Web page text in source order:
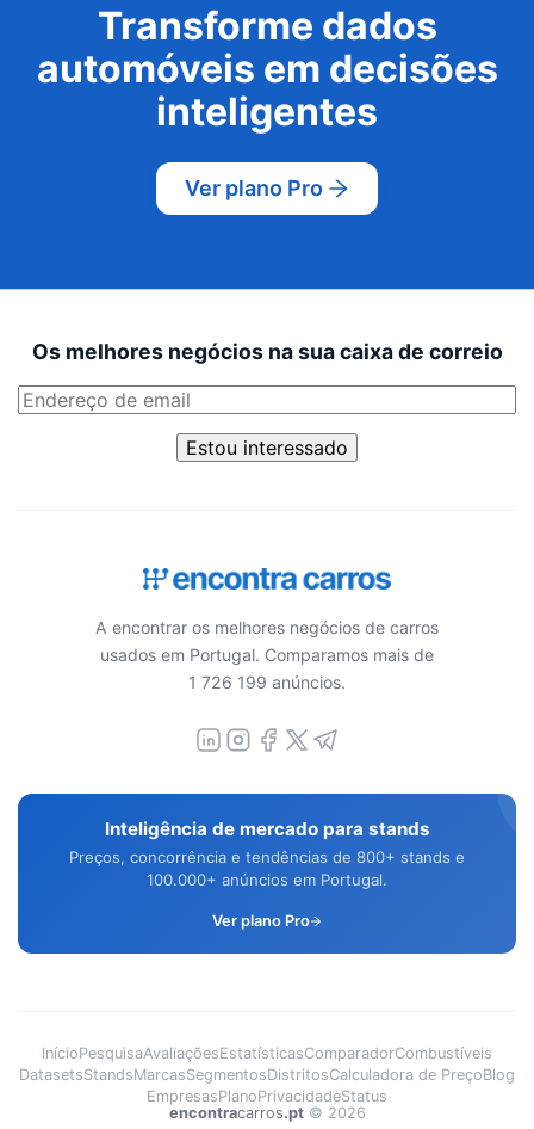
Transforme dados
automóveis em decisões
inteligentes
Ver plano Pro
Os melhores negócios na sua caixa de correio
Estou interessado
A encontrar os melhores negócios de carros
usados em Portugal. Comparamos mais de
1 726 199 anúncios.
Inteligência de mercado para stands
Preços, concorrência e tendências de 800+ stands e
100.000+ anúncios em Portugal.
Ver plano Pro
InícioPesquisaAvaliaçõesEstatísticasComparadorCombustíveis
DatasetsStandsMarcasSegmentosDistritosCalculadora de PreçoBlog
EmpresasPlanoPrivacidadeStatus
encontracarros.pt © 2026